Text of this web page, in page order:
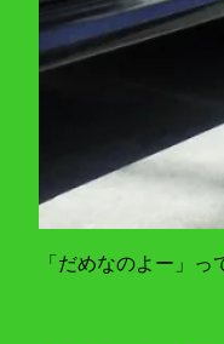
「だめなのよー」